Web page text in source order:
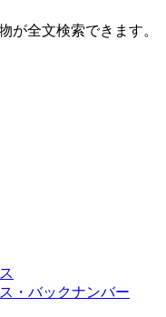
が全文検索できます。
・バックナンバー